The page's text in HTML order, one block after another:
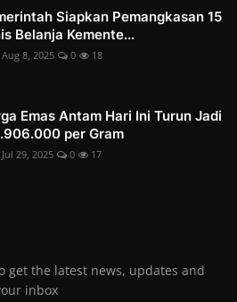
Siapkan Pemangkasan 15
Belanja Kemente...
Aug 8, 2025 0 18
Emas Antam Hari Ini Turun Jadi
per Gram
Jul 29, 2025 0 17
get the latest news, updates and
inbox